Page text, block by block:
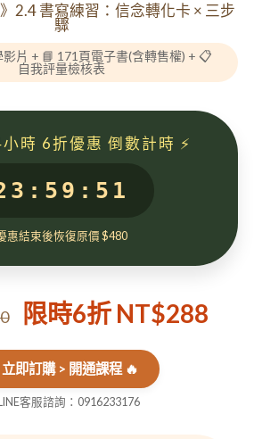
2.4 書寫練習：信念轉化卡 × 三步
驟
片 + 📘 171頁電子書(含轉售權) + 📋
自我評量檢核表
小時 6折優惠 倒數計時 ⚡
惠結束後恢復原價 $480
限時6折 NT$288
立即訂購 > 開通課程 🔥
客服諮詢：0916233176